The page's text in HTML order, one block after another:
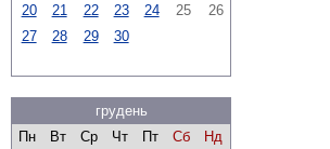
20
21 22 23 24 25
26
27
28 29 30
грудень
Пн
Вт Ср Чт Пт Сб
Нд